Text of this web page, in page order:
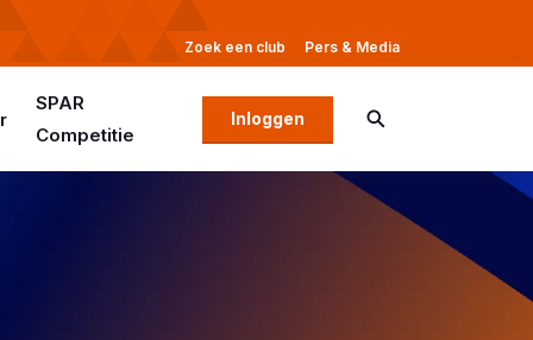
Zoek een club Pers & Media
SPAR
Competitie
Inloggen